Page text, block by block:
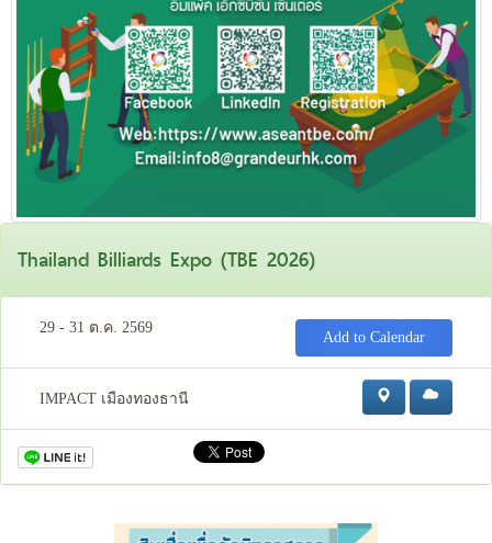
Thailand Billiards Expo (TBE 2026)
29 - 31 ต.ค. 2569
Add to Calendar
IMPACT เมืองทองธานี